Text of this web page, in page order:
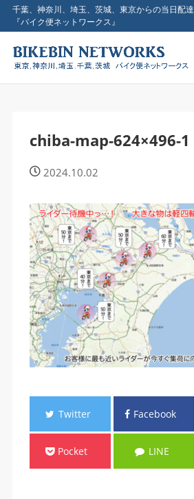
千葉、神奈川、埼玉、茨城、東京からの当日配達
『バイク便ネットワークス』
chiba-map-624×496-1
2024.10.02
Twitter Facebook
Pocket LINE